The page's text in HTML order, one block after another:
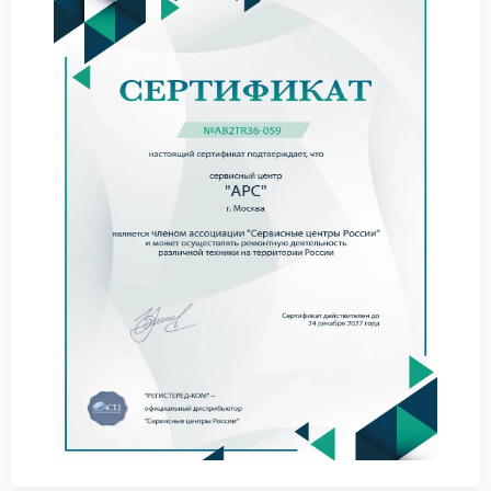
замеров обмоток, оценки изоляции и состояния
силовых компонентов рядом с трансформатором.
Что не стоит делать
Сервис APC советует не вскрывать корпус сразу
после отключения: внутри остаются заряженные
конденсаторы, опасные для человека и
не ставьте предохранитель с большим номиналом;
не подключайте нагрузку для повторного теста;
не сушите устройство феном;
не меняйте батареи без диагностики силовой части.
Ремонт в мастерской
трансформатор под контролируемой нагрузкой,
ищет перегрев дорожек, повреждение пайки и